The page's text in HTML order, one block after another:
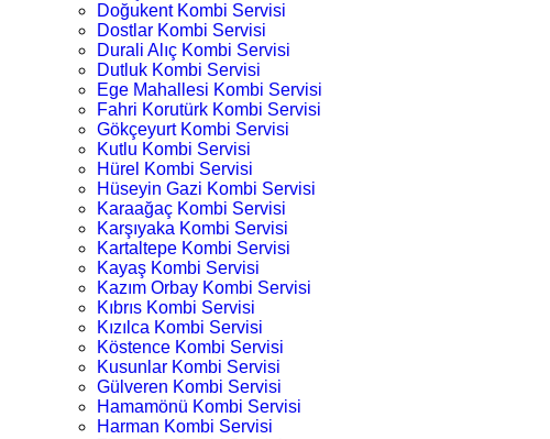
Doğukent Kombi Servisi
Dostlar Kombi Servisi
Durali Alıç Kombi Servisi
Dutluk Kombi Servisi
Ege Mahallesi Kombi Servisi
Fahri Korutürk Kombi Servisi
Gökçeyurt Kombi Servisi
Kutlu Kombi Servisi
Hürel Kombi Servisi
Hüseyin Gazi Kombi Servisi
Karaağaç Kombi Servisi
Karşıyaka Kombi Servisi
Kartaltepe Kombi Servisi
Kayaş Kombi Servisi
Kazım Orbay Kombi Servisi
Kıbrıs Kombi Servisi
Kızılca Kombi Servisi
Köstence Kombi Servisi
Kusunlar Kombi Servisi
Gülveren Kombi Servisi
Hamamönü Kombi Servisi
Harman Kombi Servisi